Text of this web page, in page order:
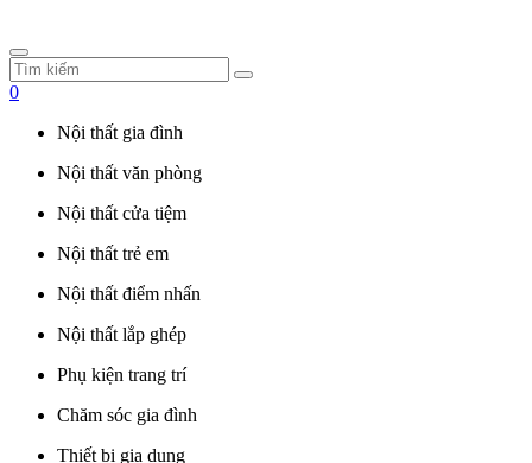
0
Nội thất gia đình
Nội thất văn phòng
Nội thất cửa tiệm
Nội thất trẻ em
Nội thất điểm nhấn
Nội thất lắp ghép
Phụ kiện trang trí
Chăm sóc gia đình
Thiết bị gia dụng